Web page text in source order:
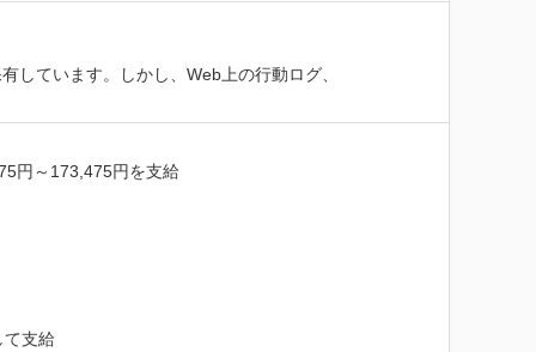
しています。しかし、Web上の行動ログ、
円～173,475円を支給
支給